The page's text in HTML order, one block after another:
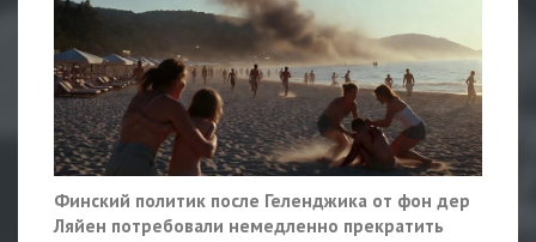
Финский политик после Геленджика от фон дер
Ляйен потребовали немедленно прекратить